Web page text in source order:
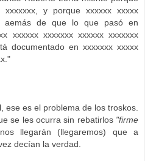
xxxxxxx, y porque xxxxxx xxxxx
aemás de que lo que pasó en
xxxxxx xxxxxxx xxxxxx xxxxxxx
documentado en xxxxxxx xxxxx
ese es el problema de los troskos.
se les ocurra sin rebatirlos "firme
llegarán (llegaremos) que a
decían la verdad.